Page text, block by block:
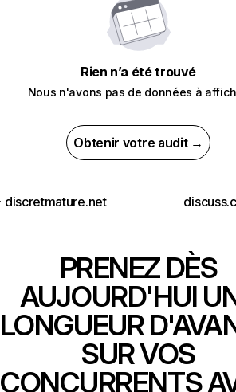
Rien n’a été trouvé
Nous n'avons pas de données à
Obtenir votre audit →
discretmature.net
PRENEZ DÈS
AUJOURD'HUI
LONGUEUR
SUR VOS
CONCURRENTS